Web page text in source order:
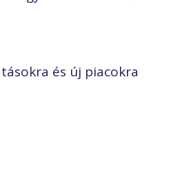
és új piacokra